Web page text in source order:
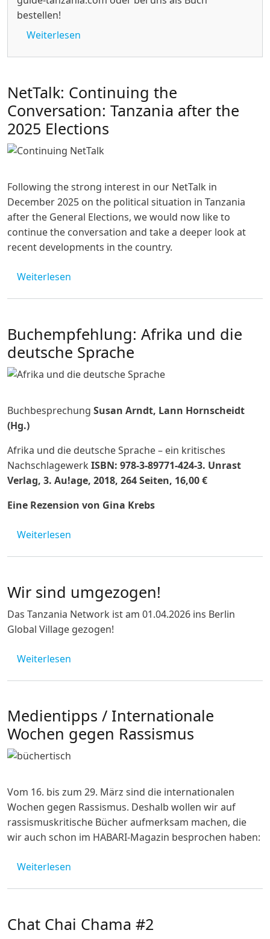
bestellen!
Weiterlesen
NetTalk: Continuing the
Conversation: Tanzania after the
2025 Elections
Following the strong interest in our NetTalk in
December 2025 on the political situation in Tanzania
after the General Elections, we would now like to
continue the conversation and take a deeper look at
recent developments in the country.
Weiterlesen
Buchempfehlung: Afrika und die
deutsche Sprache
Buchbesprechung Susan Arndt, Lann Hornscheidt
(Hg.)
Afrika und die deutsche Sprache – ein kritisches
Nachschlagewerk ISBN: 978-3-89771-424-3. Unrast
Verlag, 3. Au!age, 2018, 264 Seiten, 16,00 €
Eine Rezension von Gina Krebs
Weiterlesen
Wir sind umgezogen!
Das Tanzania Network ist am 01.04.2026 ins Berlin
Global Village gezogen!
Weiterlesen
Medientipps / Internationale
Wochen gegen Rassismus
Image
Vom 16. bis zum 29. März sind die internationalen
Wochen gegen Rassismus. Deshalb wollen wir auf
rassismuskritische Bücher aufmerksam machen, die
wir auch schon im HABARI-Magazin besprochen haben:
Weiterlesen
Chat Chai Chama #2